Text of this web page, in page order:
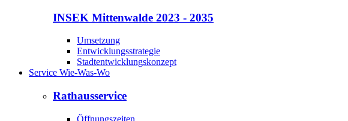
INSEK Mittenwalde 2023 - 2035
Umsetzung
Entwicklungsstrategie
Stadtentwicklungskonzept
Service Wie-Was-Wo
Rathausservice
Öffnungszeiten